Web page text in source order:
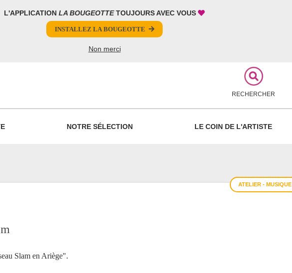
L'APPLICATION LA BOUGEOTTETOUJOURS AVEC VOUS
INSTALLEZ LA BOUGEOTTE
Non merci
RECHERCHER
NOTRE SÉLECTION LE COIN DE L'ARTISTE
ATELIER - MUSIQUE
Slam en Ariège".
PARTAGER